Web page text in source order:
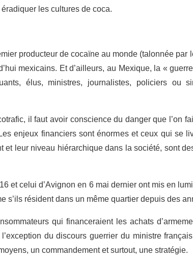
les cultures de coca.
producteur de cocaïne au monde (talonnée par
mexicains. Et d’ailleurs, au Mexique, la «
élus, ministres, journalistes, policiers ou
il faut avoir conscience du danger que l’on
enjeux financiers sont énormes et ceux qui se
et leur niveau hiérarchique dans la société, sont
et celui d’Avignon en 6 mai dernier ont mis en
s’ils résident dans un même quartier depuis des
qui financeraient les achats
du discours guerrier du ministre
un commandement et surtout, une stratégie.